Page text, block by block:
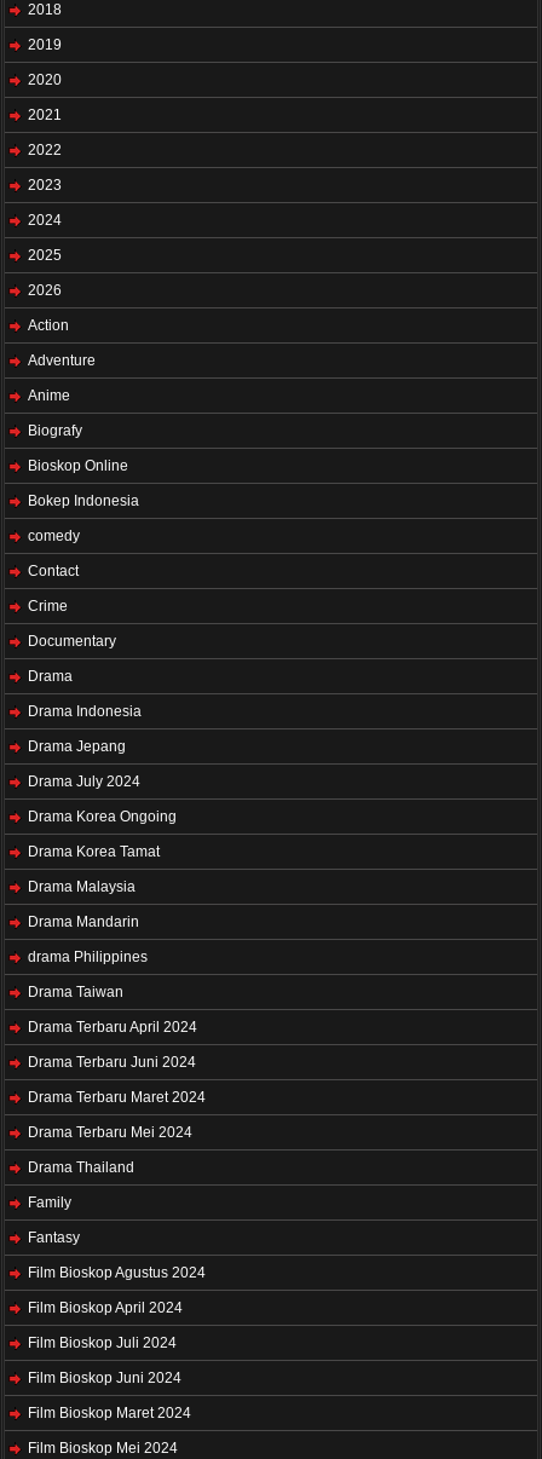
2018
2019
2020
2021
2022
2023
2024
2025
2026
Action
Adventure
Anime
Biografy
Bioskop Online
Bokep Indonesia
comedy
Contact
Crime
Documentary
Drama
Drama Indonesia
Drama Jepang
Drama July 2024
Drama Korea Ongoing
Drama Korea Tamat
Drama Malaysia
Drama Mandarin
drama Philippines
Drama Taiwan
Drama Terbaru April 2024
Drama Terbaru Juni 2024
Drama Terbaru Maret 2024
Drama Terbaru Mei 2024
Drama Thailand
Family
Fantasy
Film Bioskop Agustus 2024
Film Bioskop April 2024
Film Bioskop Juli 2024
Film Bioskop Juni 2024
Film Bioskop Maret 2024
Film Bioskop Mei 2024